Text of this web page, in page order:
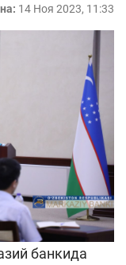
14 Ноя 2023, 11:33
банкида